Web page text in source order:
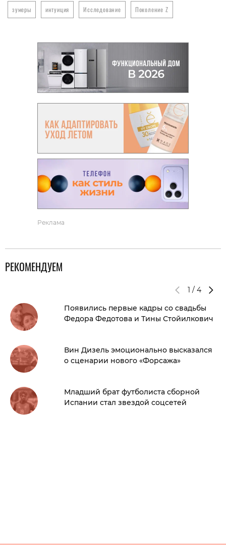
зумеры интуиция Исследование Поколение Z
Реклама
РЕКОМЕНДУЕМ
1 / 4
Появились первые кадры со свадьбы
Федора Федотова и Тины Стойилкович
Вин Дизель эмоционально высказался
о сценарии нового «Форсажа»
Младший брат футболиста сборной
Испании стал звездой соцсетей